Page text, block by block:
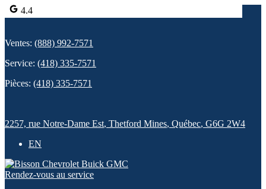
4.4
Ventes: (888) 992-7571
Service: (418) 335-7571
Pièces: (418) 335-7571
2257, rue Notre-Dame Est, Thetford Mines, Québec, G6G 2W4
EN
Rendez-vous au service